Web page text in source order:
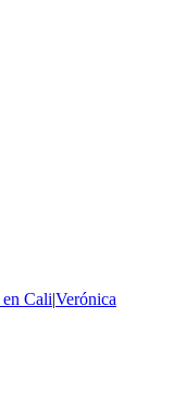
Cali|Verónica